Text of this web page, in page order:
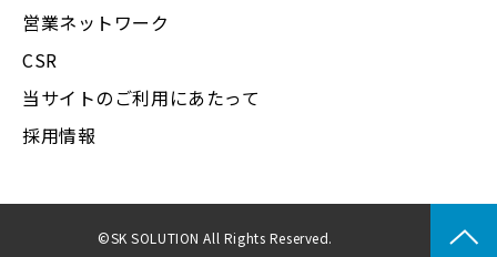
営業ネットワーク
CSR
当サイトのご利用にあたって
採用情報
©SK SOLUTION All Rights Reserved.